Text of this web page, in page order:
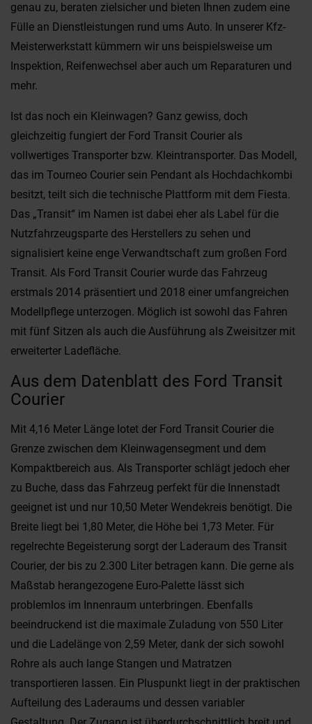
genau zu, beraten zielsicher und bieten Ihnen zudem eine
Fülle an Dienstleistungen rund ums Auto. In unserer Kfz-
Meisterwerkstatt kümmern wir uns beispielsweise um
Inspektion, Reifenwechsel aber auch um Reparaturen und
mehr.
Ist das noch ein Kleinwagen? Ganz gewiss, doch
gleichzeitig fungiert der Ford Transit Courier als
vollwertiges Transporter bzw. Kleintransporter. Das Modell,
das im Tourneo Courier sein Pendant als Hochdachkombi
besitzt, teilt sich die technische Plattform mit dem Fiesta.
Das „Transit“ im Namen ist dabei eher als Label für die
Nutzfahrzeugsparte des Herstellers zu sehen und
signalisiert keine enge Verwandtschaft zum großen Ford
Transit. Als Ford Transit Courier wurde das Fahrzeug
erstmals 2014 präsentiert und 2018 einer umfangreichen
Modellpflege unterzogen. Möglich ist sowohl das Fahren
mit fünf Sitzen als auch die Ausführung als Zweisitzer mit
erweiterter Ladefläche.
Aus dem Datenblatt des Ford Transit
Courier
Mit 4,16 Meter Länge lotet der Ford Transit Courier die
Grenze zwischen dem Kleinwagensegment und dem
Kompaktbereich aus. Als Transporter schlägt jedoch eher
zu Buche, dass das Fahrzeug perfekt für die Innenstadt
geeignet ist und nur 10,50 Meter Wendekreis benötigt. Die
Breite liegt bei 1,80 Meter, die Höhe bei 1,73 Meter. Für
regelrechte Begeisterung sorgt der Laderaum des Transit
Courier, der bis zu 2.300 Liter betragen kann. Die gerne als
Maßstab herangezogene Euro-Palette lässt sich
problemlos im Innenraum unterbringen. Ebenfalls
beeindruckend ist die maximale Zuladung von 550 Liter
und die Ladelänge von 2,59 Meter, dank der sich sowohl
Rohre als auch lange Stangen und Matratzen
transportieren lassen. Ein Pluspunkt liegt in der praktischen
Aufteilung des Laderaums und dessen variabler